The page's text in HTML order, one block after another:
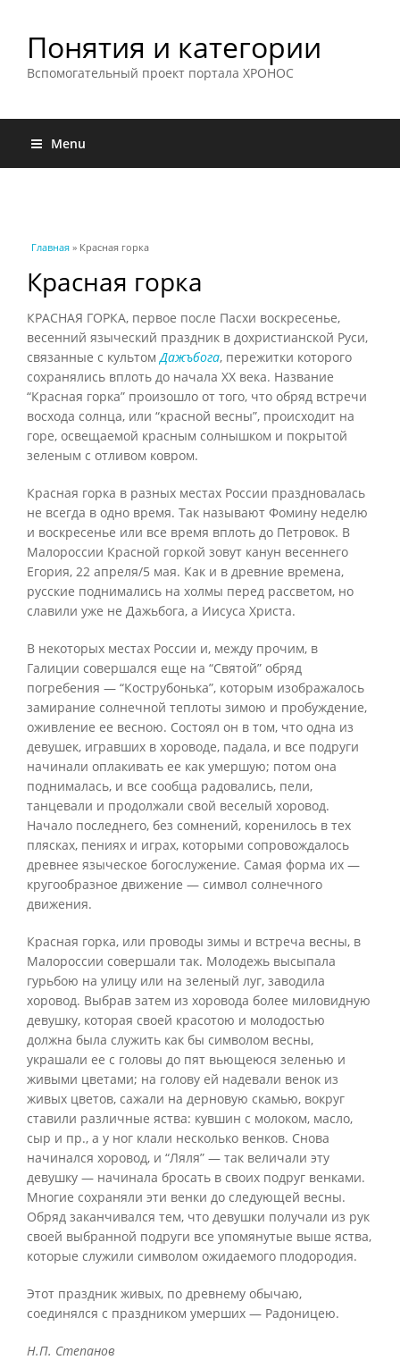
Понятия и категории
Вспомогательный проект портала ХРОНОС
Menu
Вы здесь
Главная » Красная горка
Красная горка
КРАСНАЯ ГОРКА, первое после Пасхи воскресенье,
весенний языческий праздник в дохристианской Руси,
связанные с культом Дажъбога, пережитки которого
сохранялись вплоть до начала XX века. Название
“Красная горка” произошло от того, что обряд встречи
восхода солнца, или “красной весны”, происходит на
горе, освещаемой красным солнышком и покрытой
зеленым с отливом ковром.
Красная горка в разных местах России праздновалась
не всегда в одно время. Так называют Фомину неделю
и воскресенье или все время вплоть до Петровок. В
Малороссии Красной горкой зовут канун весеннего
Егория, 22 апреля/5 мая. Как и в древние времена,
русские поднимались на холмы перед рассветом, но
славили уже не Дажьбога, а Иисуса Христа.
В некоторых местах России и, между прочим, в
Галиции совершался еще на “Святой” обряд
погребения — “Кострубонька”, которым изображалось
замирание солнечной теплоты зимою и пробуждение,
оживление ее весною. Состоял он в том, что одна из
девушек, игравших в хороводе, падала, и все подруги
начинали оплакивать ее как умершую; потом она
поднималась, и все сообща радовались, пели,
танцевали и продолжали свой веселый хоровод.
Начало последнего, без сомнений, коренилось в тех
плясках, пениях и играх, которыми сопровождалось
древнее языческое богослужение. Самая форма их —
кругообразное движение — символ солнечного
движения.
Красная горка, или проводы зимы и встреча весны, в
Малороссии совершали так. Молодежь высыпала
гурьбою на улицу или на зеленый луг, заводила
хоровод. Выбрав затем из хоровода более миловидную
девушку, которая своей красотою и молодостью
должна была служить как бы символом весны,
украшали ее с головы до пят вьющеюся зеленью и
живыми цветами; на голову ей надевали венок из
живых цветов, сажали на дерновую скамью, вокруг
ставили различные яства: кувшин с молоком, масло,
сыр и пр., а у ног клали несколько венков. Снова
начинался хоровод, и “Ляля” — так величали эту
девушку — начинала бросать в своих подруг венками.
Многие сохраняли эти венки до следующей весны.
Обряд заканчивался тем, что девушки получали из рук
своей выбранной подруги все упомянутые выше яства,
которые служили символом ожидаемого плодородия.
Этот праздник живых, по древнему обычаю,
соединялся с праздником умерших — Радоницею.
Н.П. Степанов